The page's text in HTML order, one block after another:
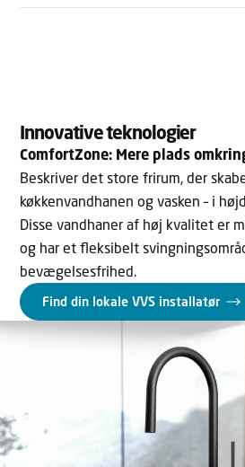
Innovative teknologier
ComfortZone: Mere plads
Beskriver det store frirum, der
køkkenvandhanen og vasken – i
Disse vandhaner af høj kvalitet er
og har et fleksibelt
bevægelsesfrihed.
Find din lokale VVS installatør